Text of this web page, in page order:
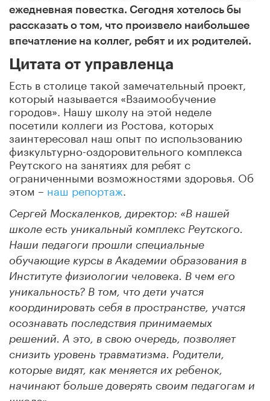
ежедневная повестка. Сегодня хотелось бы
рассказать о том, что произвело наибольшее
впечатление на коллег, ребят и их родителей.
Цитата от управленца
Есть в столице такой замечательный проект,
который называется «Взаимообучение
городов». Нашу школу на этой неделе
посетили коллеги из Ростова, которых
заинтересовал наш опыт по использованию
физкультурно-оздоровительного комплекса
Реутского на занятиях для ребят с
ограниченными возможностями здоровья. Об
этом – наш репортаж
Сергей Москаленков, директор: «В нашей
школе есть уникальный комплекс Реутского.
Наши педагоги прошли специальные
обучающие курсы в Академии образования в
Институте физиологии человека. В чем его
уникальность? В том, что дети учатся
координировать себя в пространстве, учатся
осознавать последствия принимаемых
решений. А это, в свою очередь, позволяет
снизить уровень травматизма. Родители,
которые видят, как меняется их ребенок,
начинают больше доверять своим педагогам и